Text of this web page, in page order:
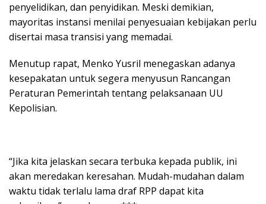
penyelidikan, dan penyidikan. Meski demikian,
mayoritas instansi menilai penyesuaian kebijakan perlu
disertai masa transisi yang memadai.
Menutup rapat, Menko Yusril menegaskan adanya
kesepakatan untuk segera menyusun Rancangan
Peraturan Pemerintah tentang pelaksanaan UU
Kepolisian.
“Jika kita jelaskan secara terbuka kepada publik, ini
akan meredakan keresahan. Mudah-mudahan dalam
waktu tidak terlalu lama draf RPP dapat kita